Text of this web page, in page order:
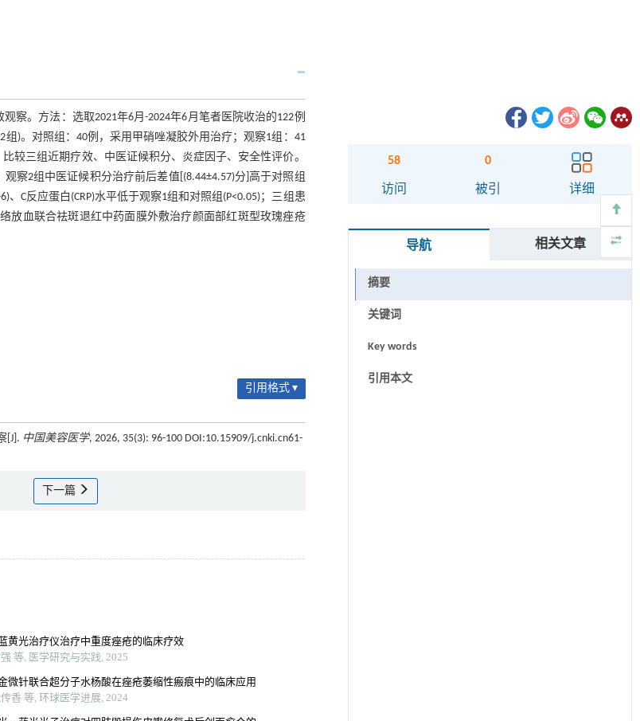
察。方法：选取2021年6月-2024年6月笔者医院收治的122例
)。对照组：40例，采用甲硝唑凝胶外用治疗；观察1组：41
较三组近期疗效、中医证候积分、炎症因子、安全性评价。
观察2组中医证候积分治疗前后差值[(8.44±4.57)分]高于对照组
、C反应蛋白(CRP)水平低于观察1组和对照组(P<0.05)；三组患
放血联合祛斑退红中药面膜外敷治疗颜面部红斑型玫瑰痤疮
引用格式 ▾
[J]. 中国美容医学, 2026, 35(3): 96-100 DOI:10.15909/j.cnki.cn61-
下一篇
58
访问
0
被引 详细
导航 相关文章
摘要
关键词
Key words
引用本文